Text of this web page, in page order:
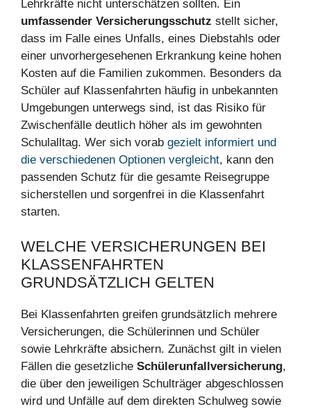
Lehrkräfte nicht unterschätzen sollten. Ein
umfassender Versicherungsschutz stellt sicher,
dass im Falle eines Unfalls, eines Diebstahls oder
einer unvorhergesehenen Erkrankung keine hohen
Kosten auf die Familien zukommen. Besonders da
Schüler auf Klassenfahrten häufig in unbekannten
Umgebungen unterwegs sind, ist das Risiko für
Zwischenfälle deutlich höher als im gewohnten
Schulalltag. Wer sich vorab gezielt informiert und
die verschiedenen Optionen vergleicht, kann den
passenden Schutz für die gesamte Reisegruppe
sicherstellen und sorgenfrei in die Klassenfahrt
starten.
WELCHE VERSICHERUNGEN BEI
KLASSENFAHRTEN
GRUNDSÄTZLICH GELTEN
Bei Klassenfahrten greifen grundsätzlich mehrere
Versicherungen, die Schülerinnen und Schüler
sowie Lehrkräfte absichern. Zunächst gilt in vielen
Fällen die gesetzliche Schülerunfallversicherung,
die über den jeweiligen Schulträger abgeschlossen
wird und Unfälle auf dem direkten Schulweg sowie